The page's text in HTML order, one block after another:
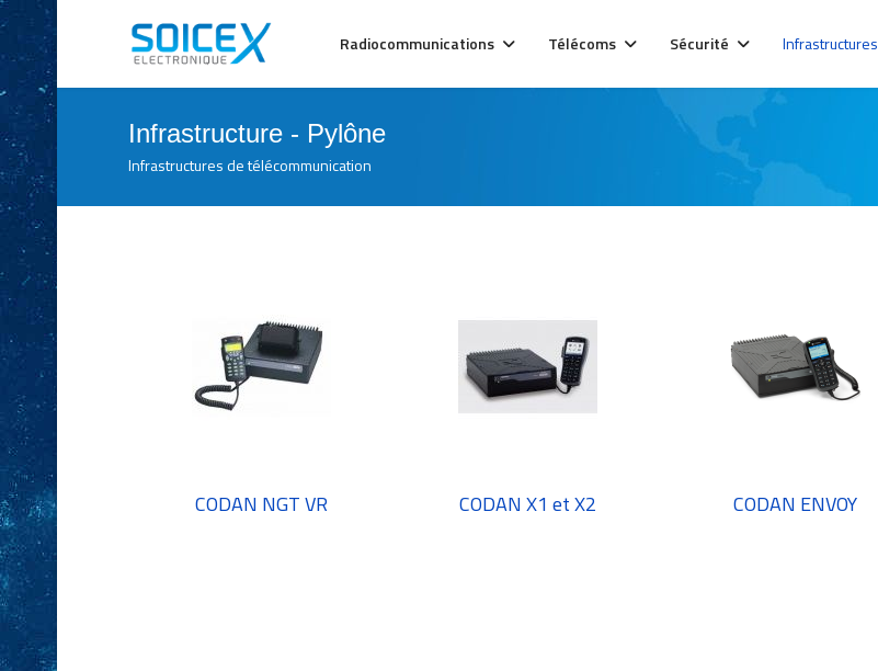
Radiocommunications Télécoms Sécurité Infrastructures
Infrastructure - Pylône
Infrastructures de télécommunication
CODAN NGT VR CODAN X1 et X2 CODAN ENVOY